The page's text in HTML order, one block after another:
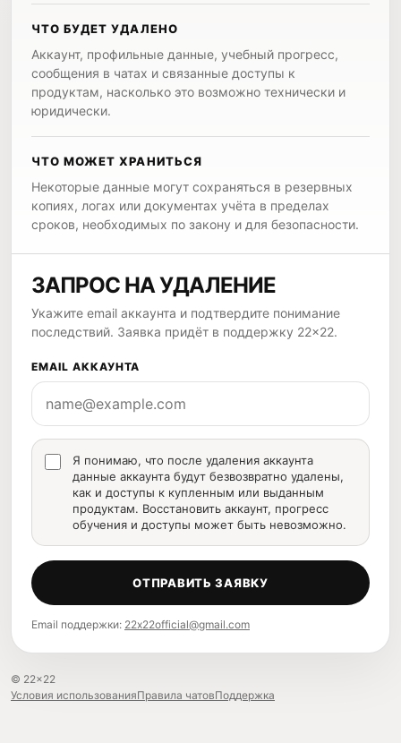
ЧТО БУДЕТ УДАЛЕНО
Аккаунт, профильные данные, учебный прогресс,
сообщения в чатах и связанные доступы к
продуктам, насколько это возможно технически и
юридически.
ЧТО МОЖЕТ ХРАНИТЬСЯ
Некоторые данные могут сохраняться в резервных
копиях, логах или документах учёта в пределах
сроков, необходимых по закону и для безопасности.
ЗАПРОС НА УДАЛЕНИЕ
Укажите email аккаунта и подтвердите понимание
последствий. Заявка придёт в поддержку 22×22.
EMAIL АККАУНТА
Я понимаю, что после удаления аккаунта
данные аккаунта будут безвозвратно удалены,
как и доступы к купленным или выданным
продуктам. Восстановить аккаунт, прогресс
обучения и доступы может быть невозможно.
ОТПРАВИТЬ ЗАЯВКУ
Email поддержки: 22x22official@gmail.com
© 22×22
Условия использованияПравила чатовПоддержка